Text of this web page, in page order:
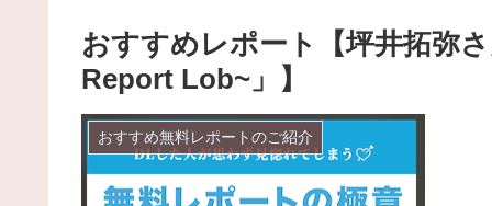
おすすめレポート【坪井拓弥
Report Lob~」】
おすすめ無料レポートのご紹介